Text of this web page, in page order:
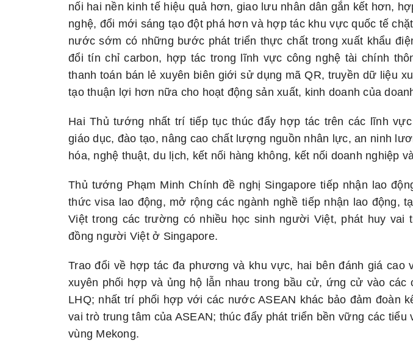
nối hai nền kinh tế hiệu quả hơn, giao lưu nhân dân gắn kết hơn,
nghệ, đổi mới sáng tạo đột phá hơn và hợp tác khu vực quốc tế
nước sớm có những bước phát triển thực chất trong xuất khẩu
đổi tín chỉ carbon, hợp tác trong lĩnh vực công nghệ tài chính
thanh toán bán lẻ xuyên biên giới sử dụng mã QR, truyền dữ liệu
tạo thuận lợi hơn nữa cho hoạt động sản xuất, kinh doanh của
Hai Thủ tướng nhất trí tiếp tục thúc đẩy hợp tác trên các lĩnh
giáo dục, đào tạo, nâng cao chất lượng nguồn nhân lực, an ninh
hóa, nghệ thuật, du lịch, kết nối hàng không, kết nối doanh nghiệp
Thủ tướng Phạm Minh Chính đề nghị Singapore tiếp nhận lao
thức visa lao động, mở rộng các ngành nghề tiếp nhận lao động,
Việt trong các trường có nhiều học sinh người Việt, phát huy vai
đồng người Việt ở Singapore.
Trao đổi về hợp tác đa phương và khu vực, hai bên đánh giá cao
xuyên phối hợp và ủng hộ lẫn nhau trong bầu cử, ứng cử vào các
LHQ; nhất trí phối hợp với các nước ASEAN khác bảo đảm đoàn
vai trò trung tâm của ASEAN; thúc đẩy phát triển bền vững các tiểu
vùng Mekong.